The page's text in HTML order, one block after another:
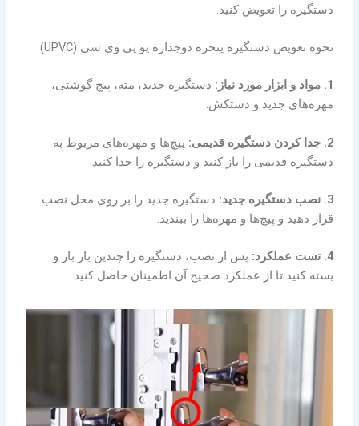
دستگیره را تعویض کنید.
نحوه تعویض دستگیره پنجره دوجداره یو پی وی سی (UPVC)
1. مواد و ابزار مورد نیاز:
دستگیره جدید، مته، پیچ گوشتی،
مهره‌های جدید و دستکش.
2. جدا کردن دستگیره قدیمی:
پیچ‌ها و مهره‌های مربوط به
دستگیره قدیمی را باز کنید و دستگیره را جدا کنید.
3. نصب دستگیره جدید:
دستگیره جدید را بر روی محل نصب
قرار دهید و پیچ‌ها و مهره‌ها را ببندید.
4. تست عملکرد:
پس از نصب، دستگیره را چندین بار باز و
بسته کنید تا از عملکرد صحیح آن اطمینان حاصل کنید.